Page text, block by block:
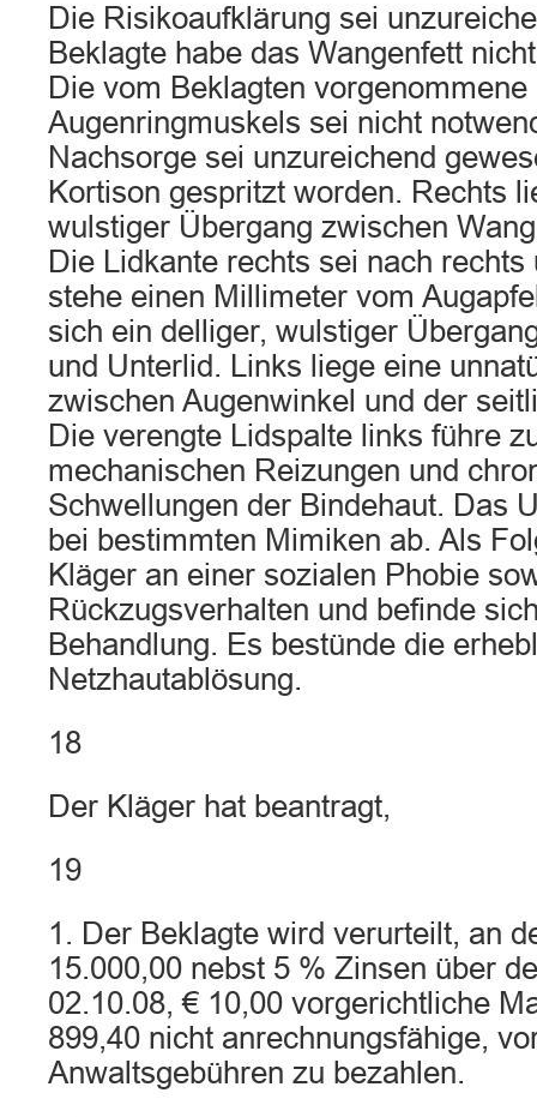
Die Risikoaufklärung sei
Beklagte habe das Wangenfett
Die vom Beklagten
Augenringmuskels sei nicht
Nachsorge sei unzureichend
Kortison gespritzt worden. Rechts
wulstiger Übergang zwischen
Die Lidkante rechts sei nach
stehe einen Millimeter vom
sich ein delliger, wulstiger
und Unterlid. Links liege eine
zwischen Augenwinkel und der
Die verengte Lidspalte links führe
mechanischen Reizungen und
Schwellungen der Bindehaut. Das
bei bestimmten Mimiken ab. Als
Kläger an einer sozialen Phobie
Rückzugsverhalten und befinde
Behandlung. Es bestünde die
Netzhautablösung.
18
Der Kläger hat beantragt,
19
1. Der Beklagte wird verurteilt, an
15.000,00 nebst 5 % Zinsen über
02.10.08, € 10,00 vorgerichtliche
899,40 nicht anrechnungsfähige,
Anwaltsgebühren zu bezahlen.